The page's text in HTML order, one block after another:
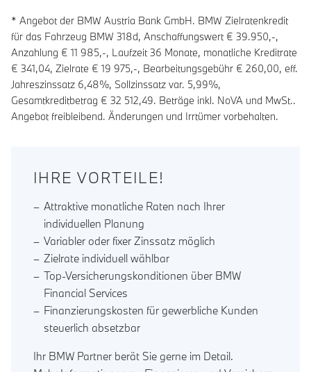
* Angebot der BMW Austria Bank GmbH. BMW Zielratenkredit
für das Fahrzeug BMW 318d, Anschaffungswert € 39.950,-,
Anzahlung € 11 985,-, Laufzeit36 Monate, monatliche Kreditrate
€ 341,04, Zielrate € 19 975,-, Bearbeitungsgebühr € 260,00, eff.
Jahreszinssatz 6,48%, Sollzinssatz var. 5,99%,
Gesamtkreditbetrag € 32 512,49. Beträge inkl. NoVA und MwSt..
Angebot freibleibend. Änderungen und Irrtümer vorbehalten.
IHRE VORTEILE!
Attraktive monatliche Raten nach Ihrer
individuellen Planung
Variabler oder fixer Zinssatz möglich
Zielrate individuell wählbar
Top-Versicherungskonditionen über BMW
Financial Services
Finanzierungskosten für gewerbliche Kunden
steuerlich absetzbar
Ihr BMW Partner berät Sie gerne im Detail.